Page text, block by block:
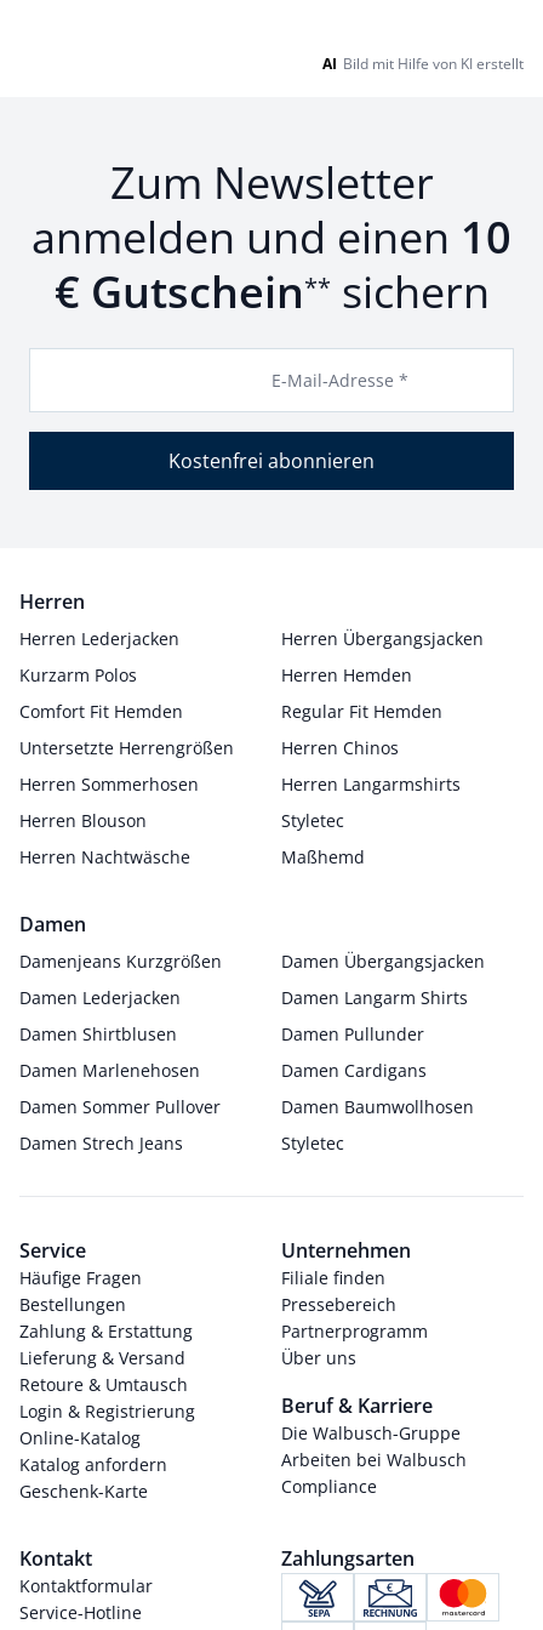
AI Bild mit Hilfe von KI erstellt
Zum Newsletter
anmelden und einen 10
€ Gutschein** sichern
E-Mail-Adresse *
Kostenfrei abonnieren
Herren
Herren Lederjacken
Herren Übergangsjacken
Kurzarm Polos
Herren Hemden
Comfort Fit Hemden
Regular Fit Hemden
Untersetzte Herrengrößen
Herren Chinos
Herren Sommerhosen
Herren Langarmshirts
Herren Blouson
Styletec
Herren Nachtwäsche
Maßhemd
Damen
Damenjeans Kurzgrößen
Damen Übergangsjacken
Damen Lederjacken
Damen Langarm Shirts
Damen Shirtblusen
Damen Pullunder
Damen Marlenehosen
Damen Cardigans
Damen Sommer Pullover
Damen Baumwollhosen
Damen Strech Jeans
Styletec
Service
Häufige Fragen
Bestellungen
Zahlung & Erstattung
Lieferung & Versand
Retoure & Umtausch
Login & Registrierung
Online-Katalog
Katalog anfordern
Geschenk-Karte
Unternehmen
Filiale finden
Pressebereich
Partnerprogramm
Über uns
Beruf & Karriere
Die Walbusch-Gruppe
Arbeiten bei Walbusch
Compliance
Kontakt
Kontaktformular
Service-Hotline
Zahlungsarten